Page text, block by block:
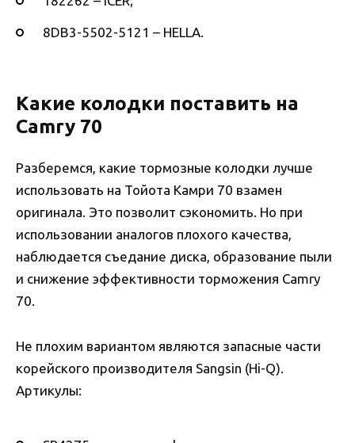
8DB3-5502-5121 – HELLA.
Какие колодки поставить на
Camry 70
Разберемся, какие тормозные колодки лучше
использовать на Тойота Камри 70 взамен
оригинала. Это позволит сэкономить. Но при
использовании аналогов плохого качества,
наблюдается съедание диска, образование пыли
и снижение эффективности торможения Camry
70.
Не плохим вариантом являются запасные части
корейского производителя Sangsin (Hi-Q).
Артикулы: